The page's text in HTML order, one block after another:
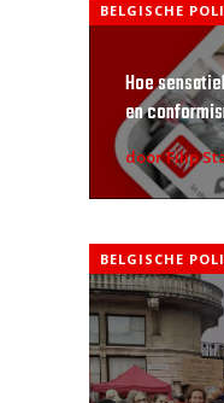
BELGISCHE
Hoe
en
door Filip
BELGISCHE